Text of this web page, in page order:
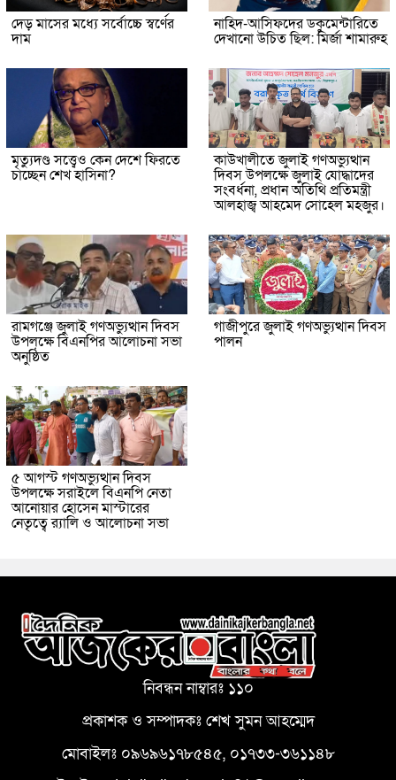
দেড় মাসের মধ্যে সর্বোচ্চে স্বর্ণের
দাম
নাহিদ-আসিফদের ডকুমেন্টারিতে
দেখানো উচিত ছিল: মির্জা শামারুহ
মৃত্যুদণ্ড সত্ত্বেও কেন দেশে ফিরতে
চাচ্ছেন শেখ হাসিনা?
কাউখালীতে জুলাই গণঅভ্যুত্থান
দিবস উপলক্ষে জুলাই যোদ্ধাদের
সংবর্ধনা, প্রধান অতিথি প্রতিমন্ত্রী
আলহাজ্ব আহমেদ সোহেল মহজুর।
রামগঞ্জে জুলাই গণঅভ্যুত্থান দিবস
উপলক্ষে বিএনপির আলোচনা সভা
অনুষ্ঠিত
গাজীপুরে জুলাই গণঅভ্যুত্থান দিবস
পালন
৫ আগস্ট গণঅভ্যুত্থান দিবস
উপলক্ষে সরাইলে বিএনপি নেতা
আনোয়ার হোসেন মাস্টারের
নেতৃত্বে র‍্যালি ও আলোচনা সভা
নিবন্ধন নাম্বারঃ ১১০
প্রকাশক ও সম্পাদকঃ শেখ সুমন আহম্মেদ
মোবাইলঃ ০৯৬৯৬১৭৮৫৪৫, ০১৭৩৩-৩৬১১৪৮